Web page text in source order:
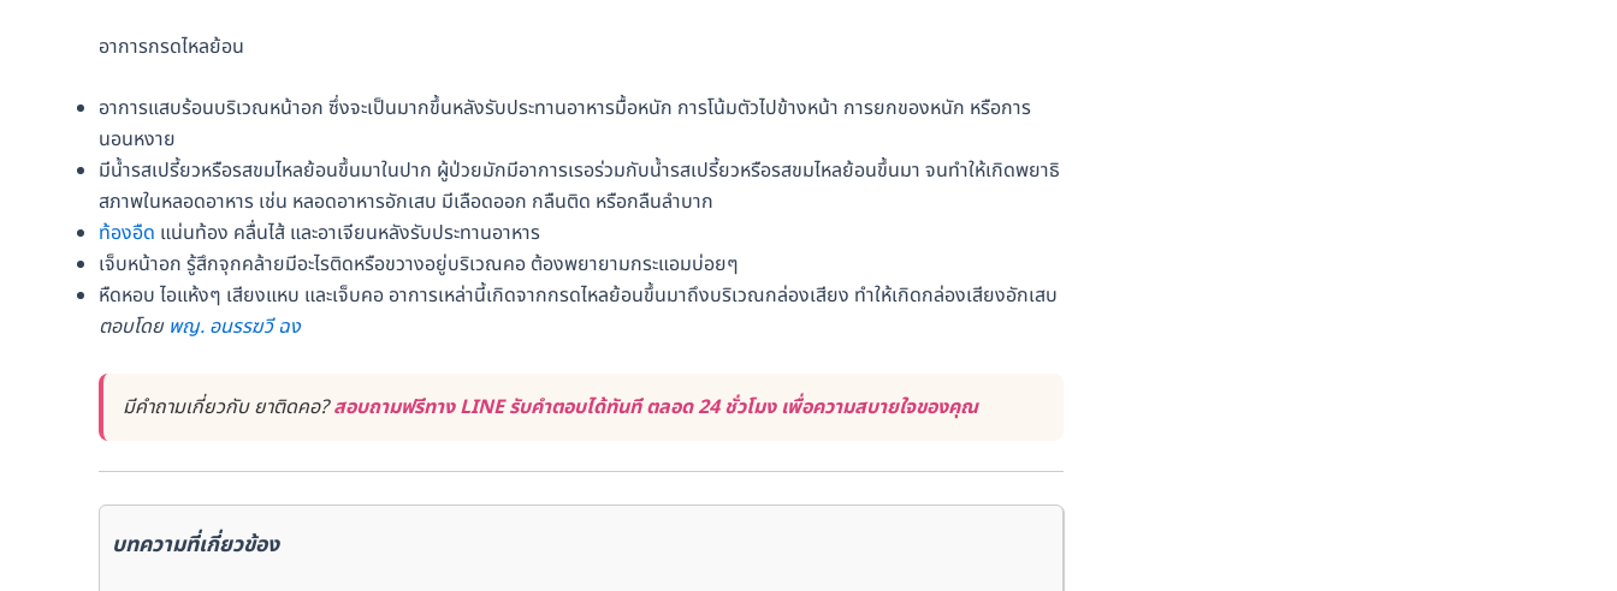
อาการกรดไหลย้อน
อาการแสบร้อนบริเวณหน้าอก ซึ่งจะเป็นมากขึ้นหลังรับประทานอาหารมื้อหนัก การโน้มตัวไปข้างหน้า การยกของหนัก หรือการ
นอนหงาย
มีน้ำรสเปรี้ยวหรือรสขมไหลย้อนขึ้นมาในปาก ผู้ป่วยมักมีอาการเรอร่วมกับน้ำรสเปรี้ยวหรือรสขมไหลย้อนขึ้นมา จนทำให้เกิดพยาธิ
สภาพในหลอดอาหาร เช่น หลอดอาหารอักเสบ มีเลือดออก กลืนติด หรือกลืนลำบาก
ท้องอืด แน่นท้อง คลื่นไส้ และอาเจียนหลังรับประทานอาหาร
เจ็บหน้าอก รู้สึกจุกคล้ายมีอะไรติดหรือขวางอยู่บริเวณคอ ต้องพยายามกระแอมบ่อยๆ
หืดหอบ ไอแห้งๆ เสียงแหบ และเจ็บคอ อาการเหล่านี้เกิดจากกรดไหลย้อนขึ้นมาถึงบริเวณกล่องเสียง ทำให้เกิดกล่องเสียงอักเสบ
ตอบโดย พญ. อนรรฆวี ฉง
มีคำถามเกี่ยวกับ ยาติดคอ?สอบถามฟรีทาง LINE รับคำตอบได้ทันที ตลอด 24 ชั่วโมง เพื่อความสบายใจของคุณ
บทความที่เกี่ยวข้อง